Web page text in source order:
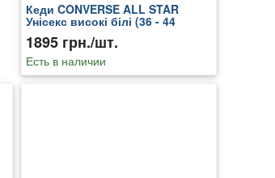
Кеди CONVERSE ALL STAR
Унісекс високі білі (36 - 44
розмір) розмір Co2114
1895 грн./шт.
Есть в наличии